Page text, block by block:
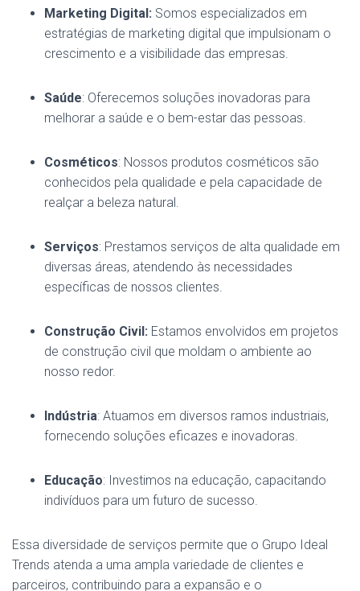
Marketing Digital: Somos especializados em
estratégias de marketing digital que impulsionam o
crescimento e a visibilidade das empresas.
Saúde: Oferecemos soluções inovadoras para
melhorar a saúde e o bem-estar das pessoas.
Cosméticos: Nossos produtos cosméticos são
conhecidos pela qualidade e pela capacidade de
realçar a beleza natural.
Serviços: Prestamos serviços de alta qualidade em
diversas áreas, atendendo às necessidades
específicas de nossos clientes.
Construção Civil: Estamos envolvidos em projetos
de construção civil que moldam o ambiente ao
nosso redor.
Indústria: Atuamos em diversos ramos industriais,
fornecendo soluções eficazes e inovadoras.
Educação: Investimos na educação, capacitando
indivíduos para um futuro de sucesso.
Essa diversidade de serviços permite que o Grupo Ideal
Trends atenda a uma ampla variedade de clientes e
parceiros, contribuindo para a expansão e o